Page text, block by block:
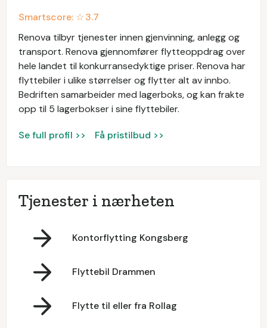
Smartscore: ☆3.7
Renova tilbyr tjenester innen gjenvinning, anlegg og
transport. Renova gjennomfører flytteoppdrag over
hele landet til konkurransedyktige priser. Renova har
flyttebiler i ulike størrelser og flytter alt av innbo.
Bedriften samarbeider med lagerboks, og kan frakte
opp til 5 lagerbokser i sine flyttebiler.
Se full profil >> Få pristilbud >>
Tjenester i nærheten
Kontorflytting Kongsberg
Flyttebil Drammen
Flytte til eller fra Rollag